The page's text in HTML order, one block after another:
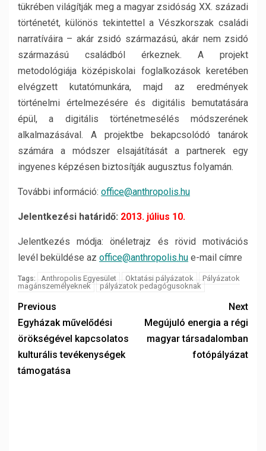
tükrében világítják meg a magyar zsidóság XX. századi
történetét, különös tekintettel a Vészkorszak családi
narratíváira – akár zsidó származású, akár nem zsidó
származású családból érkeznek. A projekt
metodológiája középiskolai foglalkozások keretében
elvégzett kutatómunkára, majd az eredmények
történelmi értelmezésére és digitális bemutatására
épül, a digitális történetmesélés módszerének
alkalmazásával. A projektbe bekapcsolódó tanárok
számára a módszer elsajátítását a partnerek egy
ingyenes képzésen biztosítják augusztus folyamán.
További információ: office@anthropolis.hu
Jelentkezési határidő: 2013. július 10.
Jelentkezés módja: önéletrajz és rövid motivációs
levél beküldése az office@anthropolis.hu e-mail címre
Tags: Anthropolis Egyesület Oktatási pályázatok
Pályázatok
magánszemélyeknek
pályázatok pedagógusoknak
Previous
Egyházak művelődési
örökségével kapcsolatos
kulturális tevékenységek
támogatása
Next
Megújuló energia a régi
magyar társadalomban
fotópályázat